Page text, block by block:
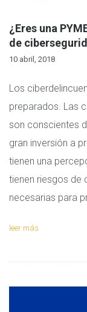
¿Eres una
de
10 abril, 2018
Los
preparados. Las
son conscientes
gran inversión a
tienen una
tienen riesgos de
necesarias para
leer más